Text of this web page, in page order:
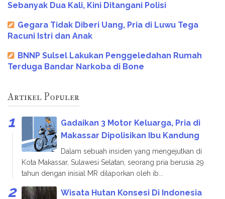
Sebanyak Dua Kali, Kini Ditangani Polisi
Gegara Tidak Diberi Uang, Pria di Luwu Tega
Racuni Istri dan Anak
BNNP Sulsel Lakukan Penggeledahan Rumah
Terduga Bandar Narkoba di Bone
Artikel Populer
Gadaikan 3 Motor Keluarga, Pria di
Makassar Dipolisikan Ibu Kandung
Dalam sebuah insiden yang mengejutkan di
Kota Makassar, Sulawesi Selatan, seorang pria berusia 29
tahun dengan inisial MR dilaporkan oleh ib...
Wisata Hutan Konsesi Di Indonesia